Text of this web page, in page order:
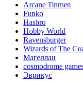
Arcane Tinmen
Funko
Hasbro
Hobby World
Ravensburger
Wizards of The
Магеллан
сosmodrome
Эврикус